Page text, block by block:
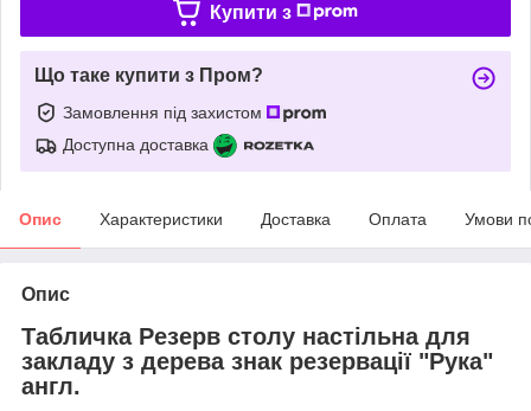
Купити з
Що таке купити з Пром?
Замовлення під захистом
Доступна доставка
Опис Характеристики Доставка Оплата Умови
Опис
Табличка Резерв столу настільна для
закладу з дерева знак резервації "Рука"
англ.